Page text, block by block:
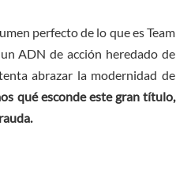
perfecto de lo que es Team
ADN de acción heredado de
abrazar la modernidad de
qué esconde este gran título,